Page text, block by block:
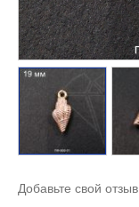
Добавьте свой отзыв